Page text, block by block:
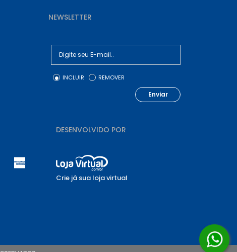
NEWSLETTER
INCLUIR REMOVER
Enviar
DESENVOLVIDO POR
Crie já sua loja virtual